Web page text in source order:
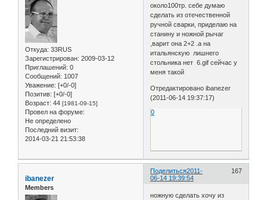
Откуда: 33RUS
Зарегистрирован: 2009-03-12
Приглашений: 0
Сообщений: 1007
Уважение: [+0/-0]
Позитив: [+0/-0]
Возраст: 44 [1981-09-15]
Провел на форуме:
Не определено
Последний визит:
2014-03-21 21:53:38
около100тр. себе думаю
сделать из отечественной
ручной сварки, приделаю на
станину и ножной рычаг
,варит она 2+2 .а на
итальянскую лишнего
стольника нет 6.gif сейчас у
меня такой
Отредактировано ibanezer
(2011-06-14 19:37:17)
0
Поделиться 167
2011-
06-14 19:39:54
ibanezer
Members
ножную сделать хочу из